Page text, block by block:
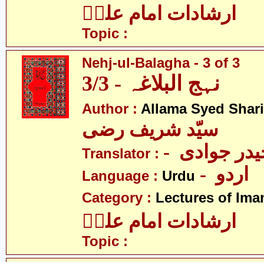
ارشادات امام علیؑ
Topic :
Nehj-ul-Balagha - 3 of 3
نہج البلاغہ - 3/3
Author : Allama Syed
سیّد شریف رضی
Translator : جوادی
Language : Urdu
Category : Lectures of
ارشادات امام علیؑ
Topic :